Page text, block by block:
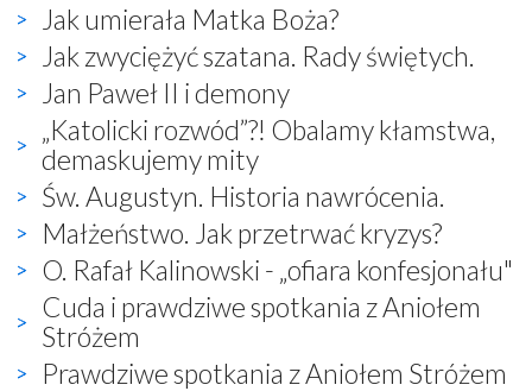
Jak umierała Matka Boża?
Jak zwyciężyć szatana. Rady świętych.
Jan Paweł II i demony
„Katolicki rozwód”?! Obalamy kłamstwa,
demaskujemy mity
Św. Augustyn. Historia nawrócenia.
Małżeństwo. Jak przetrwać kryzys?
O. Rafał Kalinowski - „ofiara konfesjonału"
Cuda i prawdziwe spotkania z Aniołem
Stróżem
Prawdziwe spotkania z Aniołem Stróżem